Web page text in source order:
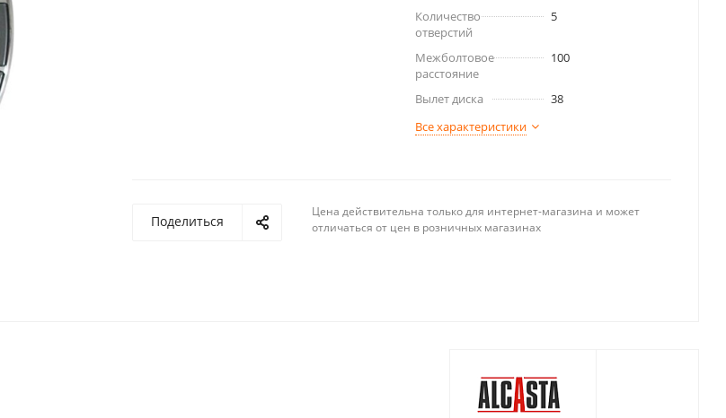
Количество
отверстий
5
Межболтовое
расстояние
100
Вылет диска
38
Все характеристики
Поделиться
Цена действительна только для интернет-магазина и может
отличаться от цен в розничных магазинах